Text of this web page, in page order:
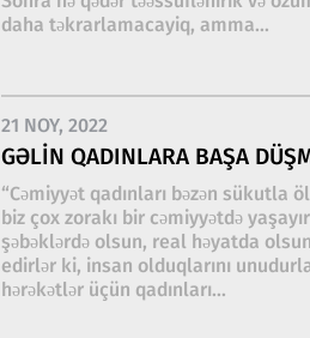
daha təkrarlamacayiq, amma...
21 NOY, 2022
GƏLIN QADINLARA BAŞA
“Cəmiyyət qadınları bəzən sükutla
biz çox zorakı bir cəmiyyətdə
şəbəklərdə olsun, real həyatda
edirlər ki, insan olduqlarını
hərəkətlər üçün qadınları...